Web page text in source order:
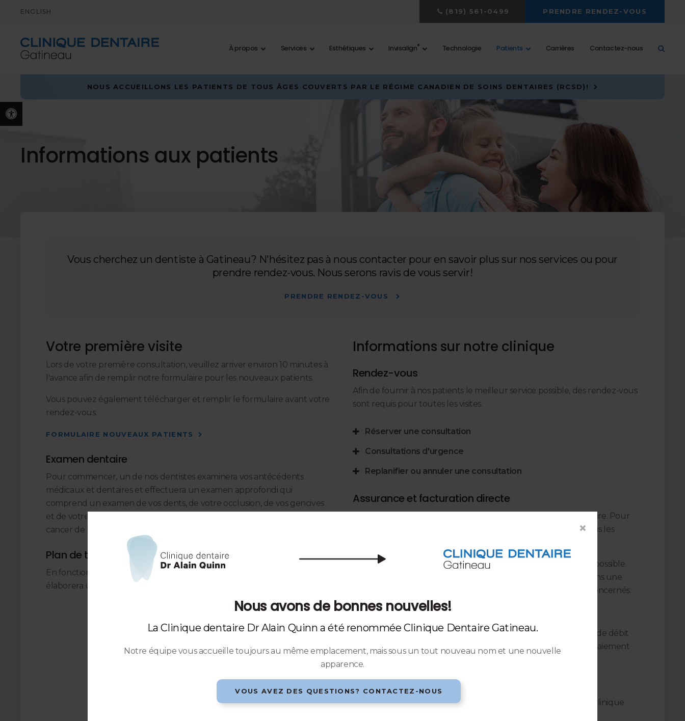
Version accessible
ENGLISH (819) 561-0499 PRENDRE RENDEZ-VOUS
À propos Services Esthétiques Invisalign® Technologie Patients Carrières Contactez-nous
NOUS ACCUEILLONS LES PATIENTS DE TOUS ÂGES COUVERTS PAR LE RÉGIME CANADIEN DE SOINS DENTAIRES (RCSD)!
Informations aux patients
Vous cherchez un dentiste à Gatineau? N'hésitez pas à nous contacter pour en savoir plus sur nos services ou pour
prendre rendez-vous. Nous serons ravis de vous servir!
PRENDRE RENDEZ-VOUS
Votre première visite
Lors de votre première consultation, veuillez arriver environ 10 minutes à
l'avance afin de remplir notre formulaire pour les nouveaux patients.
Vous pouvez également télécharger et remplir le formulaire avant votre
rendez-vous.
FORMULAIRE NOUVEAUX PATIENTS
Examen dentaire
Pour commencer, un de nos dentistes examinera vos antécédents
médicaux et dentaires et effectuera un examen approfondi qui
comprend un examen de vos dents, de votre occlusion, de vos gencives
et de votre mâchoire, des
cancer de la bouche, si nécessaire.
Plan de traitement
En fonction de vos antécédents et de votre examen, votre dentiste
élaborera un plan de traitement dentaire personnalisé à long terme.
Informations sur notre clinique
Rendez-vous
Afin de fournir à nos patients le meilleur service possible, des rendez-vous
sont requis pour toutes les visites.
Réserver une consultation
Consultations d'urgence
Replanifier ou annuler une consultation
Assurance et facturation directe
Nous acceptons la plupart des programmes d'assurance dentaire. Pour
tous les patients assurés, nous préparerons et soumettrons tous les
Nous offrons la soumission électronique (EDI) lorsque cela est possible.
Lorsqu'un traitement plus approfondi est prévu, nous enverrons une
estimation détaillée ou une prédétermination aux assureurs concernés.
Méthodes de paiement
Nous acceptons les paiements en argent comptant, par cartes de débit
ou par cartes de crédit Visa, MasterCard, American Express. Le paiement
Située au centre de Gatineau près du pont Alonzo-Wright, la Clinique
×
Nous avons de bonnes nouvelles!
La Clinique dentaire Dr Alain Quinn a été renommée Clinique Dentaire Gatineau.
Notre équipe vous accueille toujours au même emplacement, mais sous un tout nouveau nom et une nouvelle
apparence.
VOUS AVEZ DES QUESTIONS? CONTACTEZ-NOUS